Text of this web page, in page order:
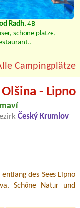
Radh. 4B
schöne plätze,
Campingplätze
- Lipno
Český Krumlov
des Sees Lipno
Schöne Natur und